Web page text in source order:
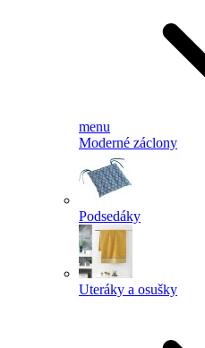
menu
Moderné záclony
Podsedáky
Uteráky a osušky